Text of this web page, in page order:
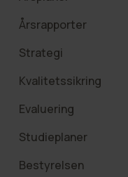
Årsrapporter
Strategi
Kvalitetssikring
Evaluering
Studieplaner
Bestyrelsen